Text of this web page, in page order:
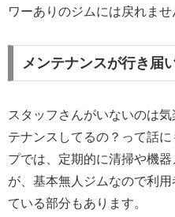
ワーありのジムには戻れませ
メンテナンスが行き届
スタッフさんがいないのは
テナンスしてるの？って話
プでは、定期的に清掃や機
が、基本無人ジムなので利
ている部分もあります。